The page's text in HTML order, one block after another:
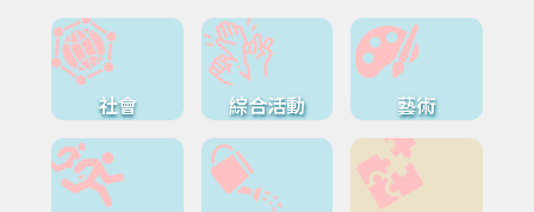
社會 綜合活動 藝術